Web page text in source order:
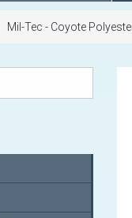
Mil-Tec - Coyote